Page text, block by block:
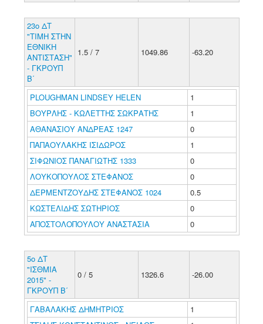
23ο ΔΤ
"ΤΙΜΗ ΣΤΗΝ
ΕΘΝΙΚΗ
ΑΝΤΙΣΤΑΣΗ"
- ΓΚΡΟΥΠ
Β΄
1.5 / 7 1049.86 -63.20
PLOUGHMAN LINDSEY HELEN
1
ΒΟΥΡΛΗΣ - ΚΩΛΕΤΤΗΣ ΣΩΚΡΑΤΗΣ
1
ΑΘΑΝΑΣΙΟΥ ΑΝΔΡΕΑΣ 1247
0
ΠΑΠΑΟΥΛΑΚΗΣ ΙΣΙΔΩΡΟΣ
1
ΣΙΦΩΝΙΟΣ ΠΑΝΑΓΙΩΤΗΣ 1333
0
ΛΟΥΚΟΠΟΥΛΟΣ ΣΤΕΦΑΝΟΣ
0
ΔΕΡΜΕΝΤΖΟΥΔΗΣ ΣΤΕΦΑΝΟΣ 1024
0.5
ΚΩΣΤΕΛΙΔΗΣ ΣΩΤΗΡΙΟΣ
0
ΑΠΟΣΤΟΛΟΠΟΥΛΟΥ ΑΝΑΣΤΑΣΙΑ
0
5ο ΔΤ
"ΙΣΘΜΙΑ
2015" -
ΓΚΡΟΥΠ Β΄
0 / 5 1326.6 -26.00
ΓΑΒΑΛΑΚΗΣ ΔΗΜΗΤΡΙΟΣ
1